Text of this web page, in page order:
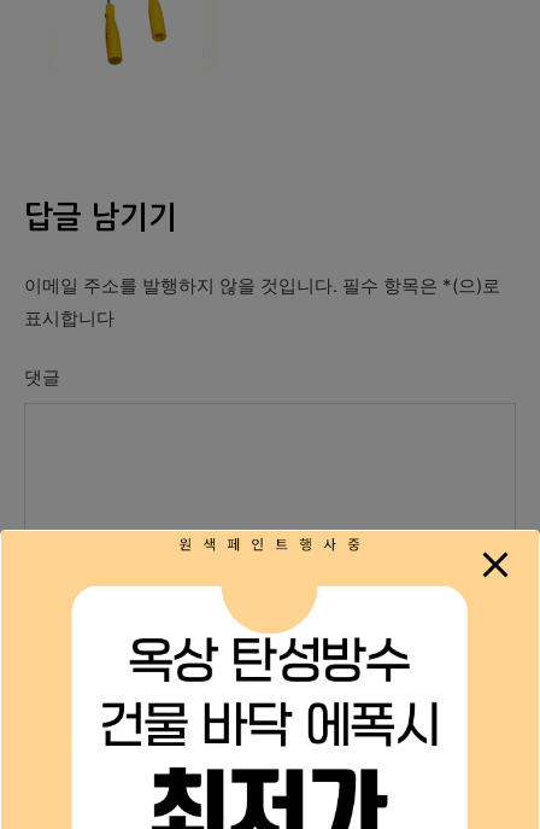
답글 남기기
이메일 주소를 발행하지 않을 것입니다. 필수 항목은 *(으)로
표시합니다
댓글